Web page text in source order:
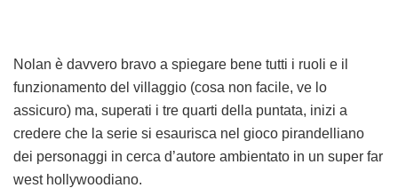
Nolan è davvero bravo a spiegare bene tutti i ruoli e il
funzionamento del villaggio (cosa non facile, ve lo
assicuro) ma, superati i tre quarti della puntata, inizi a
credere che la serie si esaurisca nel gioco pirandelliano
dei personaggi in cerca d’autore ambientato in un super far
west hollywoodiano.